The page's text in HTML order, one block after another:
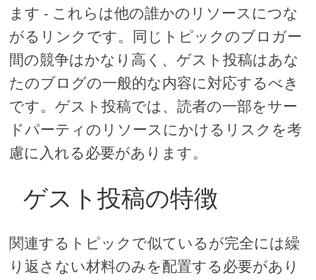
ます - これらは他の誰かのリソースにつな
がるリンクです。同じトピックのブロガー
間の競争はかなり高く、ゲスト投稿はあな
たのブログの一般的な内容に対応するべき
です。ゲスト投稿では、読者の一部をサー
ドパーティのリソースにかけるリスクを考
慮に入れる必要があります。
ゲスト投稿の特徴
関連するトピックで似ているが完全には繰
り返さない材料のみを配置する必要があり